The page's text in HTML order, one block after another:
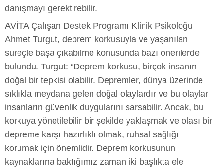
danışmayı gerektirebilir.
AVİTA Çalışan Destek Programı Klinik Psikoloğu
Ahmet Turgut, deprem korkusuyla ve yaşanılan
süreçle başa çıkabilme konusunda bazı önerilerde
bulundu. Turgut: “Deprem korkusu, birçok insanın
doğal bir tepkisi olabilir. Depremler, dünya üzerinde
sıklıkla meydana gelen doğal olaylardır ve bu olaylar
insanların güvenlik duygularını sarsabilir. Ancak, bu
korkuya yönetilebilir bir şekilde yaklaşmak ve olası bir
depreme karşı hazırlıklı olmak, ruhsal sağlığı
korumak için önemlidir. Deprem korkusunun
kaynaklarına baktığımız zaman iki başlıkta ele